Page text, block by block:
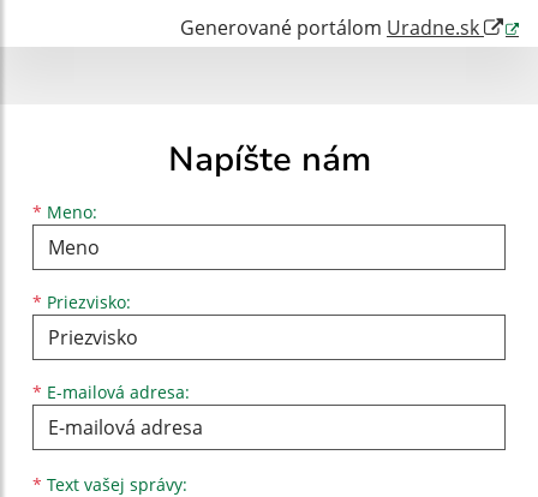
Generované portálom Uradne.sk
Napíšte nám
* Meno:
Meno
* Priezvisko:
Priezvisko
* E-mailová adresa:
E-mailová adresa
* Text vašej správy: